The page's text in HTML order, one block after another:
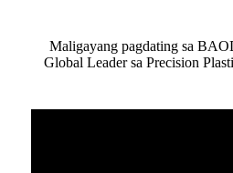
Maligayang pagdating sa
Global Leader sa Precision